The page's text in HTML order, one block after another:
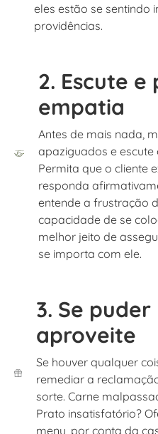
eles estão se sentindo
providências.
2. Escute
empatia
Antes de mais nada,
apaziguados e escute
Permita que o cliente
responda
entende a frustração
capacidade de se
melhor jeito de
se importa com ele.
3. Se
aproveite
Se houver qualquer
remediar a
sorte. Carne
Prato insatisfatório?
menu, por conta da